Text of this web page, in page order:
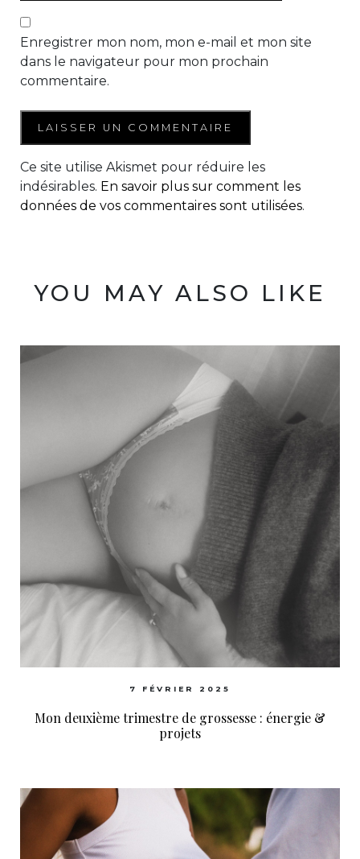
Enregistrer mon nom, mon e-mail et mon site
dans le navigateur pour mon prochain
commentaire.
Ce site utilise Akismet pour réduire les
indésirables. En savoir plus sur comment les
données de vos commentaires sont utilisées.
YOU MAY ALSO LIKE
7 FÉVRIER 2025
Mon deuxième trimestre de grossesse : énergie &
projets